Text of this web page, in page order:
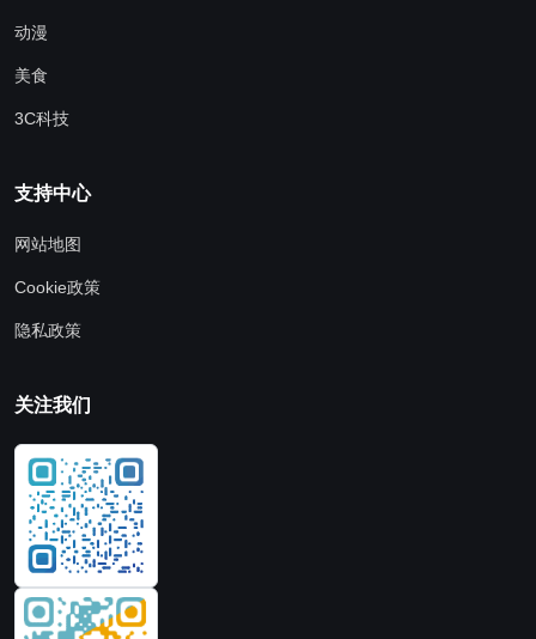
动漫
美食
3C科技
支持中心
网站地图
Cookie政策
隐私政策
关注我们